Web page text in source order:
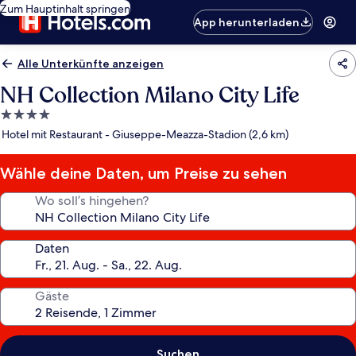
Zum Hauptinhalt springen
App herunterladen
Alle Unterkünfte anzeigen
NH Collection Milano City Life
4.0-
Sterne-
Hotel mit Restaurant - Giuseppe-Meazza-Stadion (2,6 km)
Wähle deine Daten, um Preise zu sehen
Wo soll’s hingehen?
Daten
Gäste